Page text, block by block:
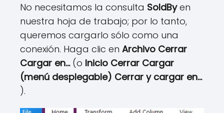
No necesitamos la consulta SoldByen
nuestra hoja de trabajo; por lo tanto,
queremos cargarlo sólo como una
conexión. Haga clic en Archivo Cerrar
Cargar en…(o Inicio Cerrar Cargar
(menú desplegable) Cerrar y cargar en…
).